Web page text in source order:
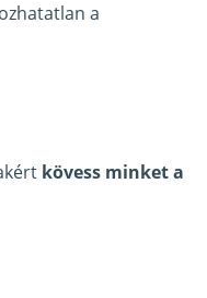
a
kövess minket a